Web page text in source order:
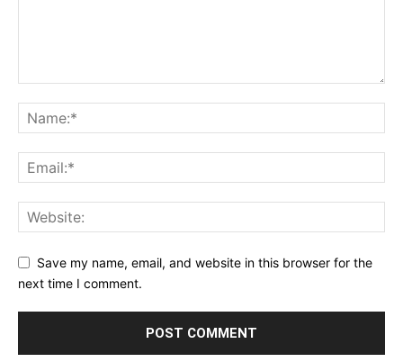
Save my name, email, and website in this browser for the
next time I comment.